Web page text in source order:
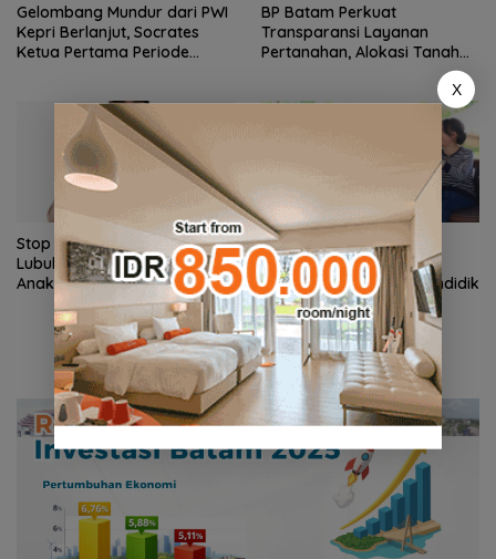
Gelombang Mundur dari PWI
Kepri Berlanjut, Socrates
Ketua Pertama Periode
BP Batam Perkuat
Transparansi Layanan
Pertanahan, Alokasi Tanah
Reguler Segera Hadir Melalui
Stop Penyelidikan, Polsek
Lubuk Baja Tegaskan Kasus
Anak Murni Masalah Hak
Pemko Batam Petakan
Kebutuhan Guru untuk
Pemerataan Tenaga Pendidik
X